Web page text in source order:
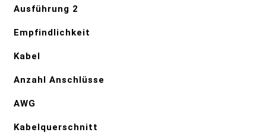
Ausführung 2
Empfindlichkeit
Kabel
Anzahl Anschlüsse
AWG
Kabelquerschnitt